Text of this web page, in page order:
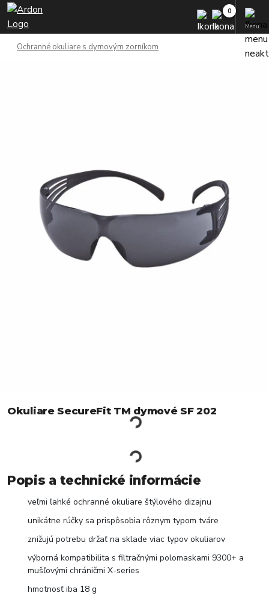
Menu
Ochranné okuliare s dymovým zorníkom
Okuliare SecureFit TM dymové SF 202
Popis a technické informácie
veľmi ľahké ochranné okuliare štýlového dizajnu
unikátne rúčky sa prispôsobia rôznym typom tváre
znižujú potrebu držať na sklade viac typov okuliarov
výborná kompatibilita s filtračnými polomaskami 9300+ a
mušľovými chráničmi X-series
hmotnosť iba 18 g